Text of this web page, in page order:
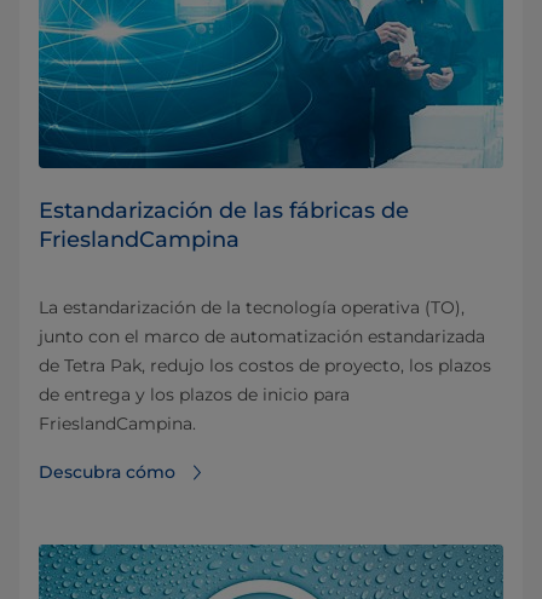
Estandarización de las fábricas de
FrieslandCampina
La estandarización de la tecnología operativa (TO),
junto con el marco de automatización estandarizada
de Tetra Pak, redujo los costos de proyecto, los plazos
de entrega y los plazos de inicio para
FrieslandCampina.
Descubra cómo